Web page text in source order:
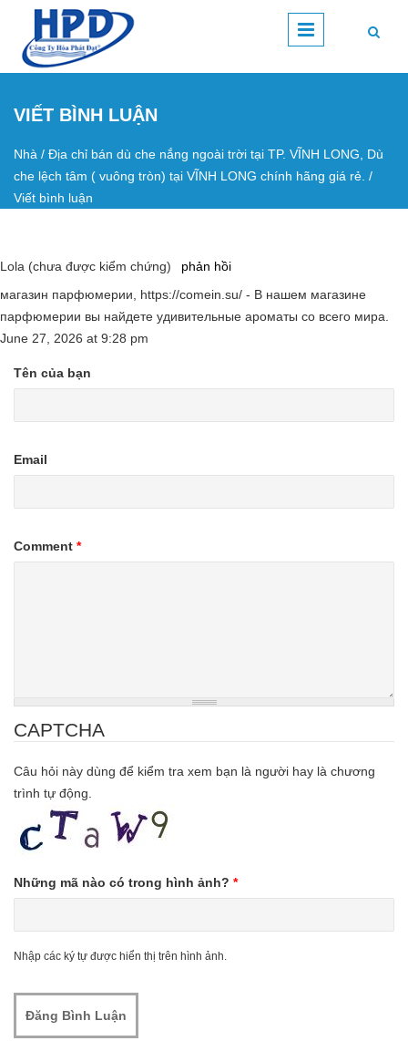
Nhảy đến nội dung
VIẾT BÌNH LUẬN
Bạn đang ở đây
Nhà / Địa chỉ bán dù che nắng ngoài trời tại TP. VĨNH LONG, Dù
che lệch tâm ( vuông tròn) tại VĨNH LONG chính hãng giá rẻ. /
Viết bình luận
Lola (chưa được kiểm chứng)
phản hồi
магазин парфюмерии, https://comein.su/ - В нашем магазине
парфюмерии вы найдете удивительные ароматы со всего мира.
June 27, 2026 at 9:28 pm
Tên của bạn
Email
Comment *
CAPTCHA
Câu hỏi này dùng để kiểm tra xem bạn là người hay là chương
trình tự động.
Những mã nào có trong hình ảnh? *
Nhập các ký tự được hiển thị trên hình ảnh.